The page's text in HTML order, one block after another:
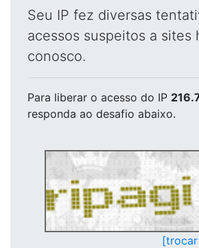
Seu IP fez diversas
acessos suspeitos a sites
conosco.
Para liberar o acesso do IP
responda ao desafio abaixo.